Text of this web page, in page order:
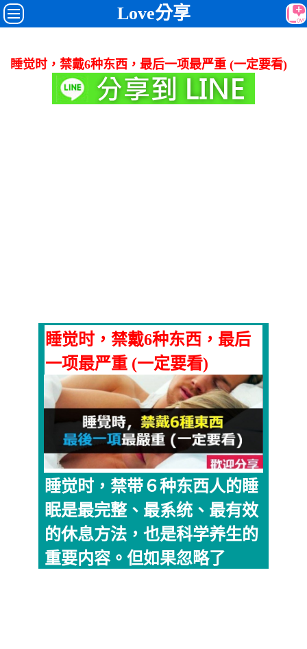
Love分享
睡觉时，禁戴6种东西，最后一项最严重 (一定要看)
睡觉时，禁戴6种东西，最后
一项最严重 (一定要看)
睡觉时，禁带６种东西人的睡
眠是最完整、最系统、最有效
的休息方法，也是科学养生的
重要内容。但如果忽略了